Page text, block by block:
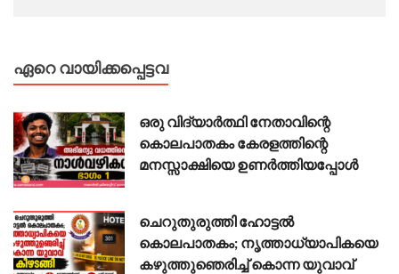
ഏറെ വായിക്കപ്പെട്ടവ
ഒരു വിദ്യാർത്ഥി നേതാവിന്റെ
കൊലപാതകം കേരളത്തിന്റെ
മനസ്സാക്ഷിയെ ഉണർത്തിയപ്പോൾ
ചെറുതുരുത്തി ഹോട്ടൽ
കൊലപാതകം; നൃത്താധ്യാപികയെ
കഴുത്തുഞെരിച്ച് കൊന്ന യുവാവ്